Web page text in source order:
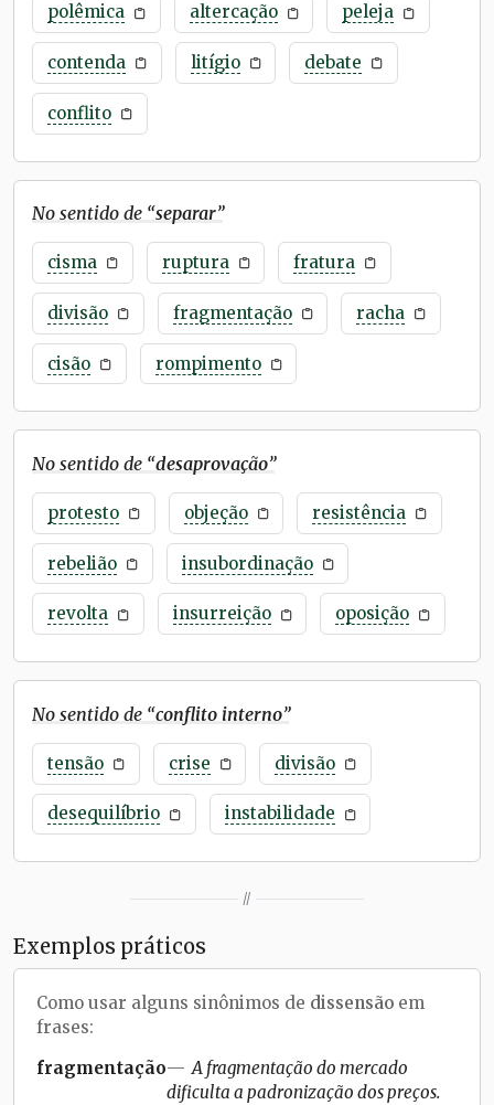
polêmica altercação peleja
contenda litígio debate
conflito
No sentido de “separar”
cisma ruptura fratura
divisão fragmentação racha
cisão rompimento
No sentido de “desaprovação”
protesto objeção resistência
rebelião insubordinação
revolta insurreição oposição
No sentido de “conflito interno”
tensão crise divisão
desequilíbrio instabilidade
//
Exemplos práticos
Como usar alguns sinônimos de dissensão em
frases:
fragmentação
A fragmentação do mercado
dificulta a padronização dos preços.